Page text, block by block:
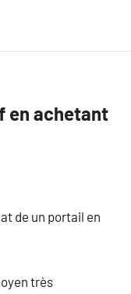
en achetant
de un portail en
très